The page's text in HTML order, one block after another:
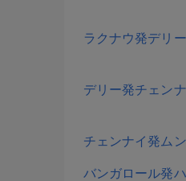
ラクナウ発デリ
デリー発チェン
チェンナイ発ム
バンガロール発